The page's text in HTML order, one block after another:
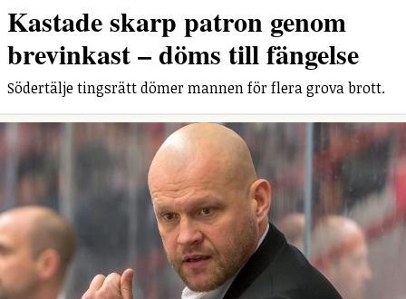
Kastade skarp patron genom
brevinkast – döms till fängelse
Södertälje tingsrätt dömer mannen för flera grova brott.